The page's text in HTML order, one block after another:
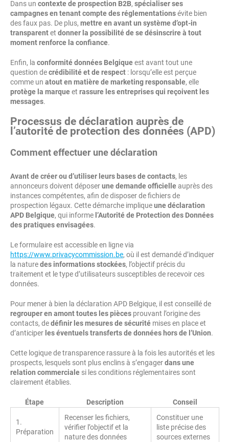
Dans un contexte de prospection B2B, spécialiser ses
campagnes en tenant compte des réglementationsévite bien
des faux pas. De plus, mettre en avant un système d’opt-in
transparentet donner la possibilité de se désinscrire à tout
moment renforce la confiance.
Enfin, la conformité données Belgiqueest avant tout une
question decrédibilité et de respect : lorsqu’elle est perçue
comme un atout en matière de marketing responsable, elle
protège la marqueet rassure les entreprises qui reçoivent les
messages.
Processus de déclaration auprès de
l’autorité de protection des données (APD)
Comment effectuer une déclaration
Avant de créer ou d’utiliser leurs bases de contacts, les
annonceurs doivent déposerune demande officielleauprès des
instances compétentes, afin de disposer de fichiers de
prospection légaux. Cette démarche impliqueune déclaration
APD Belgique, qui informe l’Autorité de Protection des Données
des pratiques envisagées.
Le formulaire est accessible en ligne via
https://www.privacycommission.be, où il est demandé d’indiquer
la naturedes informations stockées, l’objectif précis du
traitement et le type d’utilisateurs susceptibles de recevoir ces
données.
Pour mener à bien la déclaration APD Belgique, il est conseillé de
regrouper en amont toutes les pièces prouvant l’origine des
contacts, dedéfinir les mesures de sécurité mises en place et
d’anticiper les éventuels transferts de données hors de l’Union.
Cette logique de transparence rassure à la fois les autorités et les
prospects, lesquels sont plus enclins à s’engagerdans une
relation commerciale si les conditions réglementaires sont
clairement établies.
Étape Description Conseil
1.
Préparation
Recenser les fichiers,
vérifier l’objectif et la
nature des données
Constituer une
liste précise des
sources externes